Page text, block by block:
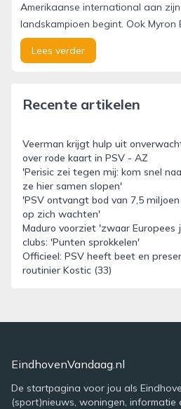
Amerikaanse international aan
landskampioen begint. Ook
Lees verder
Recente artikelen
Veerman krijgt hulp uit
over rode kaart in PSV - AZ
'Perisic zei tegen mij: kom snel
ze hier samen slopen'
'PSV ontvangt bod van 7,5
op zich wachten'
Maduro voorziet 'zwaar Europees
clubs: 'Punten sprokkelen'
Officieel: PSV heeft beet en
routinier Kostic (33)
EindhovenVandaag.nl
De startpagina voor jou als
(sport)nieuws, woningen, informatie